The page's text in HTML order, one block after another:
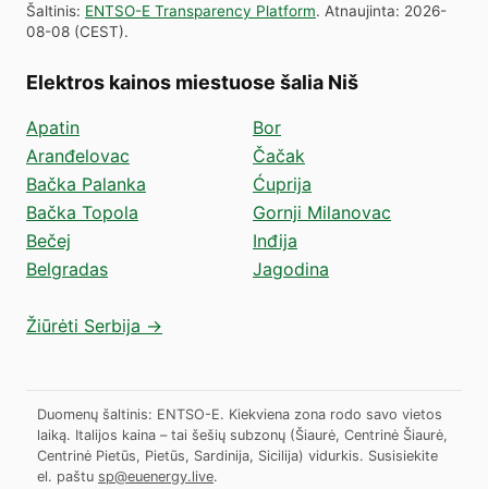
Šaltinis: ENTSO-E Transparency Platform. Atnaujinta: 2026-
08-08 (CEST).
Elektros kainos miestuose šalia Niš
Apatin
Aranđelovac
Bačka Palanka
Bačka Topola
Bečej
Belgradas
Bor
Čačak
Ćuprija
Gornji Milanovac
Inđija
Jagodina
Žiūrėti Serbija →
Duomenų šaltinis: ENTSO-E. Kiekviena zona rodo savo vietos
laiką. Italijos kaina – tai šešių subzonų (Šiaurė, Centrinė Šiaurė,
Centrinė Pietūs, Pietūs, Sardinija, Sicilija) vidurkis. Susisiekite
el. paštu sp@euenergy.live.